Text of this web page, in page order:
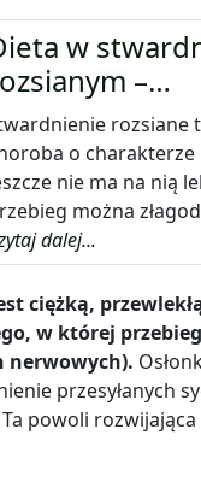
w
–…
rozsiane
o charakterze
nie ma na nią
można
dalej...
ciężką,
w której
nerwowych).
przesyłanych
powoli